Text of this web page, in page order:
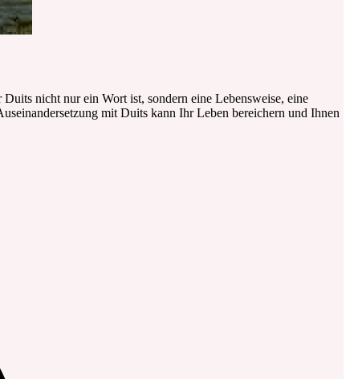
nicht nur ein Wort ist, sondern eine Lebensweise, eine
mit Duits kann Ihr Leben bereichern und Ihnen